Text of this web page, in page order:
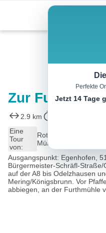
content
Wandern
Zur
2.9 km
Eine
Tour
von:
Rother Wanderführer
Münchner Umland
Ausgangspunkt: Egenhofen,
Bürgermeister-Schräfl-
auf der A8 bis Odelzhausen
Mering/Königsbrunn. Vor
abbiegen, an der Furthmühle
Perfekte
Jetzt 14 Tage